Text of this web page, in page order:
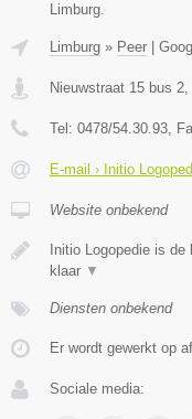
Limburg.
Limburg » Peer
Nieuwstraat 15 bus 2,
Tel: 0478/54.30.93,
E-mail › Initio
Website onbekend
Initio Logopedie is
klaar ▼
Diensten onbekend
Er wordt gewerkt op
Sociale media: